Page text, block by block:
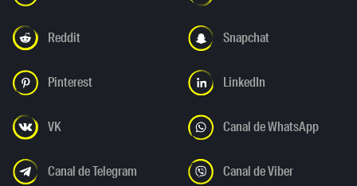
Reddit Snapchat
Pinterest LinkedIn
VK Canal de WhatsApp
Canal de Telegram Canal de Viber